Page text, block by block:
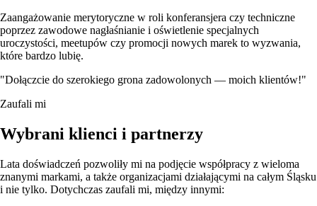
Zaangażowanie merytoryczne w roli konferansjera czy techniczne
poprzez zawodowe nagłaśnianie i oświetlenie specjalnych
uroczystości, meetupów czy promocji nowych marek to wyzwania,
które bardzo lubię.
"Dołączcie do szerokiego grona zadowolonych — moich klientów!"
Zaufali mi
Wybrani klienci i partnerzy
Lata doświadczeń pozwoliły mi na podjęcie współpracy z wieloma
znanymi markami, a także organizacjami działającymi na całym Śląsku
i nie tylko. Dotychczas zaufali mi, między innymi: